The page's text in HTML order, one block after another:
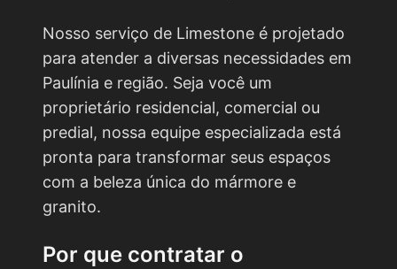
Nosso serviço de Limestone é projetado
para atender a diversas necessidades em
Paulínia e região. Seja você um
proprietário residencial, comercial ou
predial, nossa equipe especializada está
pronta para transformar seus espaços
com a beleza única do mármore e
granito.
Por que contratar o